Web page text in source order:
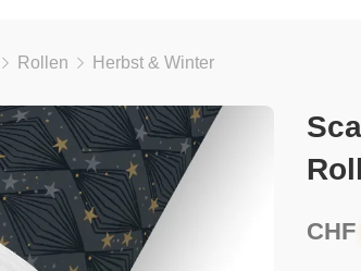
Rollen Herbst & Winter
CHF